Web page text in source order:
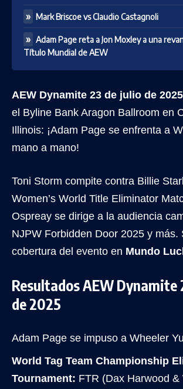
Mark Briscoe vs Claudio Castagnoli
Adam Page reta a Jon Moxley a una
Título Mundial de AEW
AEW Dynamite 23 de julio de 2025
el Byline Bank Aragon Ballroom en
Illinois: ¡Adam Page se enfrenta a
mano a mano!
Toni Storm compite contra Billie
Women’s World Title Eliminator
Ospreay se dirige a la audiencia
NJPW Forbidden Door 2025 y más.
cobertura del evento en Mundo
Resultados AEW Dynamite
de 2025
Adam Page se impuso a Wheeler
World Tag Team Championship
Tournament: FTR (Dax Harwood &